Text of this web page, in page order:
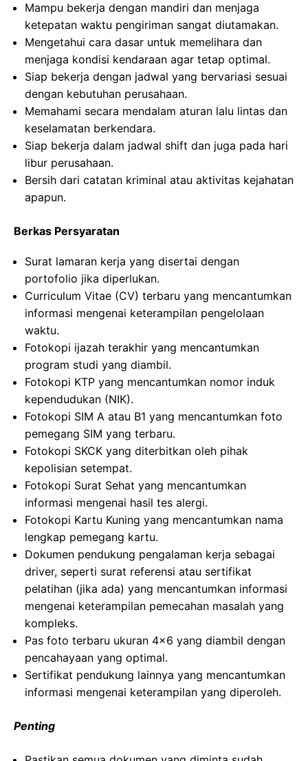
Mampu bekerja dengan mandiri dan menjaga
ketepatan waktu pengiriman sangat diutamakan.
Mengetahui cara dasar untuk memelihara dan
menjaga kondisi kendaraan agar tetap optimal.
Siap bekerja dengan jadwal yang bervariasi sesuai
dengan kebutuhan perusahaan.
Memahami secara mendalam aturan lalu lintas dan
keselamatan berkendara.
Siap bekerja dalam jadwal shift dan juga pada hari
libur perusahaan.
Bersih dari catatan kriminal atau aktivitas kejahatan
apapun.
Berkas Persyaratan
Surat lamaran kerja yang disertai dengan
portofolio jika diperlukan.
Curriculum Vitae (CV) terbaru yang mencantumkan
informasi mengenai keterampilan pengelolaan
waktu.
Fotokopi ijazah terakhir yang mencantumkan
program studi yang diambil.
Fotokopi KTP yang mencantumkan nomor induk
kependudukan (NIK).
Fotokopi SIM A atau B1 yang mencantumkan foto
pemegang SIM yang terbaru.
Fotokopi SKCK yang diterbitkan oleh pihak
kepolisian setempat.
Fotokopi Surat Sehat yang mencantumkan
informasi mengenai hasil tes alergi.
Fotokopi Kartu Kuning yang mencantumkan nama
lengkap pemegang kartu.
Dokumen pendukung pengalaman kerja sebagai
driver, seperti surat referensi atau sertifikat
pelatihan (jika ada) yang mencantumkan informasi
mengenai keterampilan pemecahan masalah yang
kompleks.
Pas foto terbaru ukuran 4×6 yang diambil dengan
pencahayaan yang optimal.
Sertifikat pendukung lainnya yang mencantumkan
informasi mengenai keterampilan yang diperoleh.
Penting